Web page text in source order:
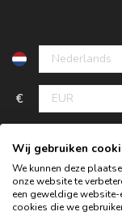
€
Wij gebruiken
We kunnen deze
onze website te
een geweldige
cookies die we